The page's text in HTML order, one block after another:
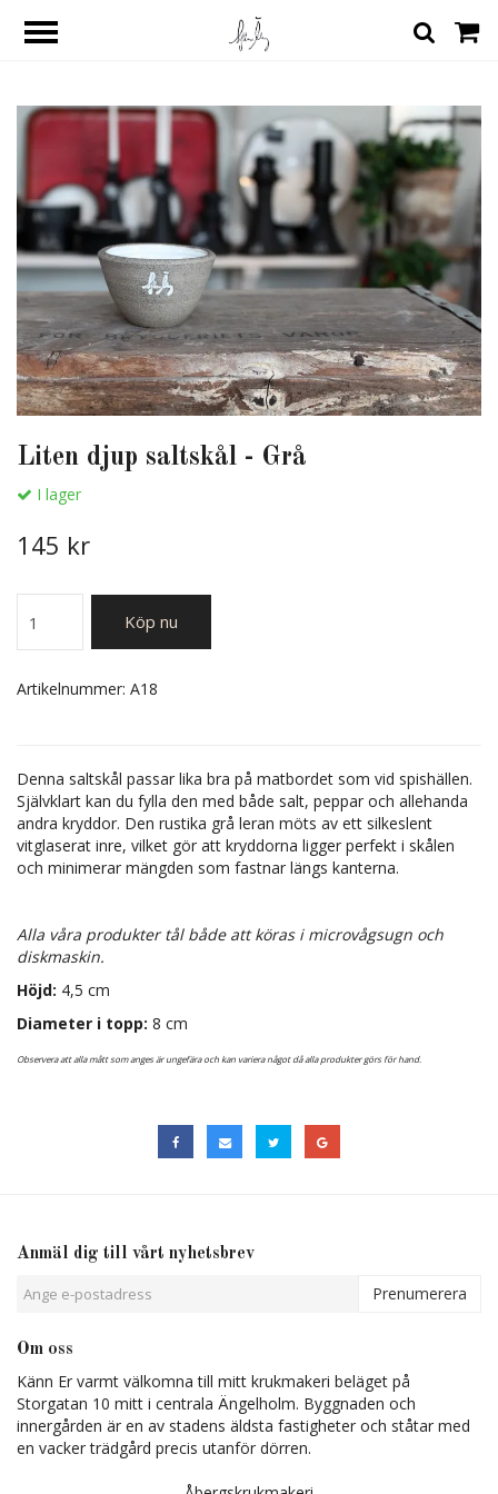
Liten djup saltskål - Grå
I lager
145 kr
Köp nu
Artikelnummer: A18
Denna saltskål passar lika bra på matbordet som vid spishällen.
Självklart kan du fylla den med både salt, peppar och allehanda
andra kryddor. Den rustika grå leran möts av ett silkeslent
vitglaserat inre, vilket gör att kryddorna ligger perfekt i skålen
och minimerar mängden som fastnar längs kanterna.
Alla våra produkter tål både att köras i microvågsugn och
diskmaskin.
Höjd: 4,5 cm
Diameter i topp: 8 cm
Observera att alla mått som anges är ungefära och kan variera något då alla produkter görs för hand.
Anmäl dig till vårt nyhetsbrev
Prenumerera
Om oss
Känn Er varmt välkomna till mitt krukmakeri beläget på
Storgatan 10 mitt i centrala Ängelholm. Byggnaden och
innergården är en av stadens äldsta fastigheter och ståtar med
en vacker trädgård precis utanför dörren.